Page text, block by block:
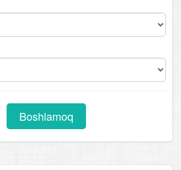
ko‘ra turlari
Boshlamoq